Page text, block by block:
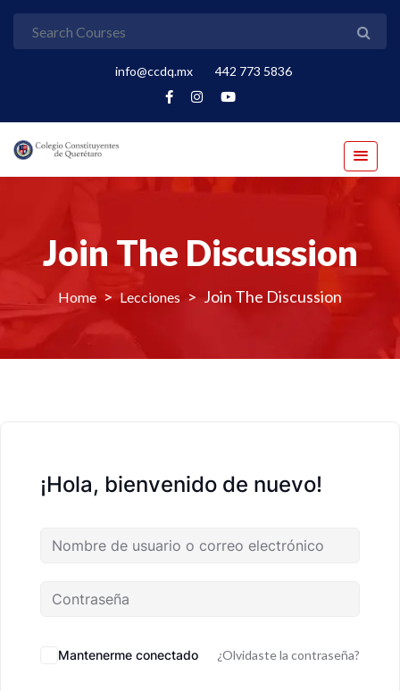
info@ccdq.mx 442 773 5836
Join The Discussion
> Lecciones > Join The Discussion
¡Hola, bienvenido de nuevo!
Mantenerme conectado ¿Olvidaste la contraseña?